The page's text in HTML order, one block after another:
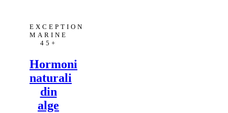
EXCEPTION
MARINE
45+
Hormoni
naturali
din
alge